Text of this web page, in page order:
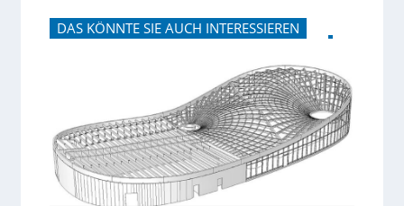
m
-
n
d
e
x
a
u
f
F
l
e
i
t
ä
t
DAS KÖNNTE SIE AUCH INTERESSIEREN